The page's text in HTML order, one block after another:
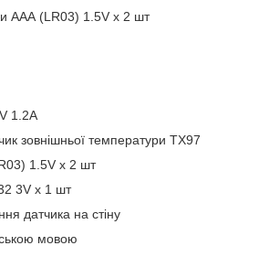
AAА (LR03) 1.5V х 2 шт
1.2A
зовнішньої температури TX97
1.5V х 2 шт
3V х 1 шт
датчика на стіну
мовою